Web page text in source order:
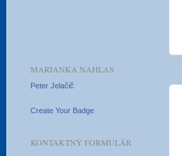
MARIANKA NAHLAS
Peter Jelačič
Create Your Badge
KONTAKTNÝ FORMULÁR